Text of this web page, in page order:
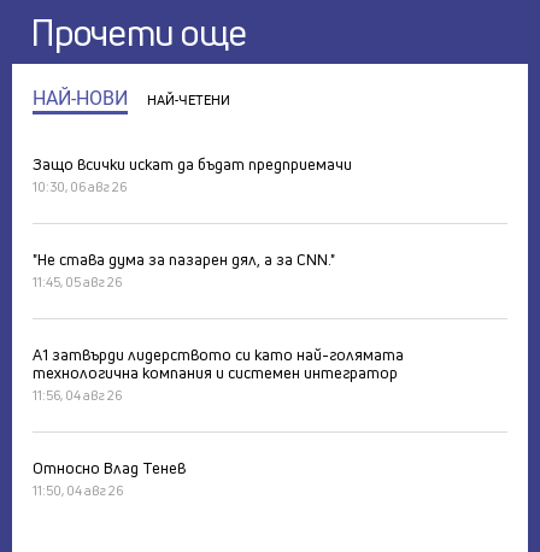
Прочети още
НАЙ-НОВИ НАЙ-ЧЕТЕНИ
Защо всички искат да бъдат предприемачи
10:30, 06 авг 26
"Не става дума за пазарен дял, а за CNN."
11:45, 05 авг 26
А1 затвърди лидерството си като най-голямата
технологична компания и системен интегратор
11:56, 04 авг 26
Относно Влад Тенев
11:50, 04 авг 26